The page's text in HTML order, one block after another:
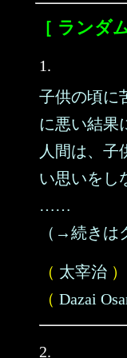
［ ランダ
1.
子供の頃に
に悪い結果
人間は、子
い思いをし
……
（→続きは
（ 太宰治 ）
（ Dazai
2.